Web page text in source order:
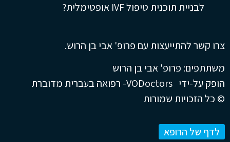
לבניית תוכנית טיפול IVF אופטימלית?
צרו קשר להתייעצות עם פרופ' אבי בן הרוש.
משתתפים: פרופ' אבי בן הרוש
הופק על-ידי VODoctors- רפואה בעברית מדוברת
© כל הזכויות שמורות
לדף של הרופא